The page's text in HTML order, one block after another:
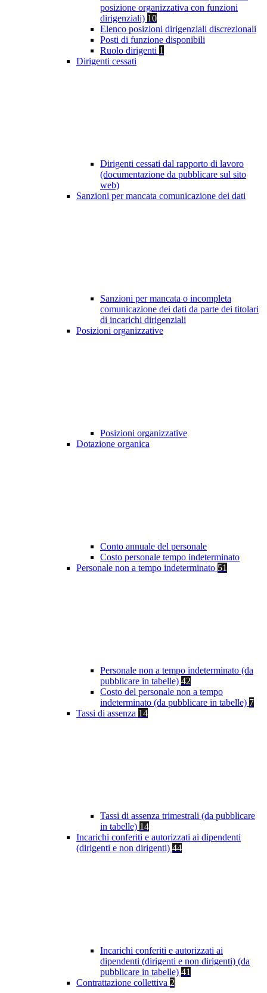
posizione organizzativa con funzioni
dirigenziali) 10
Elenco posizioni dirigenziali discrezionali
Posti di funzione disponibili
Ruolo dirigenti 1
Dirigenti cessati
Dirigenti cessati dal rapporto di lavoro
(documentazione da pubblicare sul sito
web)
Sanzioni per mancata comunicazione dei dati
Sanzioni per mancata o incompleta
comunicazione dei dati da parte dei titolari
di incarichi dirigenziali
Posizioni organizzative
Posizioni organizzative
Dotazione organica
Conto annuale del personale
Costo personale tempo indeterminato
Personale non a tempo indeterminato 51
Personale non a tempo indeterminato (da
pubblicare in tabelle) 42
Costo del personale non a tempo
indeterminato (da pubblicare in tabelle) 7
Tassi di assenza 14
Tassi di assenza trimestrali (da pubblicare
in tabelle) 14
Incarichi conferiti e autorizzati ai dipendenti
(dirigenti e non dirigenti) 44
Incarichi conferiti e autorizzati ai
dipendenti (dirigenti e non dirigenti) (da
pubblicare in tabelle) 41
Contrattazione collettiva 2